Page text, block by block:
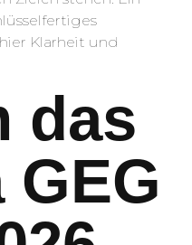
Klarheit und
das
GEG